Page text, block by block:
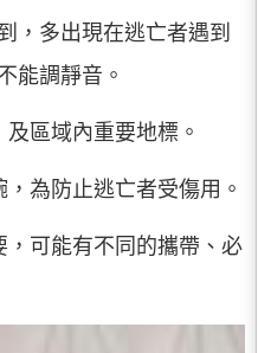
，多出現在逃亡者遇到
能調靜音。
區域內重要地標。
為防止逃亡者受傷用。
可能有不同的攜帶、必